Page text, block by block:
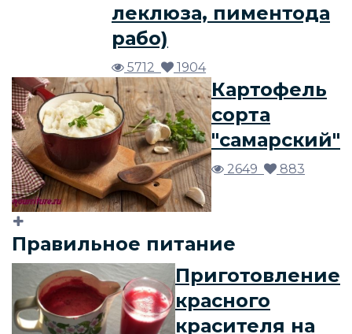
леклюза, пиментода
рабо)
5712 1904
Картофель
сорта
"самарский"
2649 883
Правильное питание
Приготовление
красного
красителя на